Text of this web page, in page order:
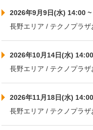
2026年9月9日(水) 14:00
長野エリア / テクノプラザ
2026年10月14日(水)
長野エリア / テクノプラザ
2026年11月18日(水)
長野エリア / テクノプラザ